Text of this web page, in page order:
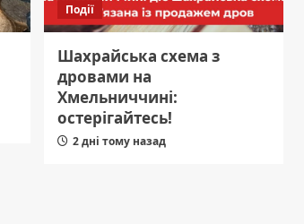
Події
Шахрайська схема з
дровами на
Хмельниччині:
остерігайтесь!
2 дні тому назад